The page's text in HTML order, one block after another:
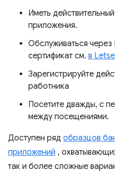
Иметь
приложения.
Обслуживаться через
сертификат см. в
Зарегистрируйте
работника
Посетите дважды, с
между посещениями.
Доступен ряд образцов
приложений ,
так и более сложные